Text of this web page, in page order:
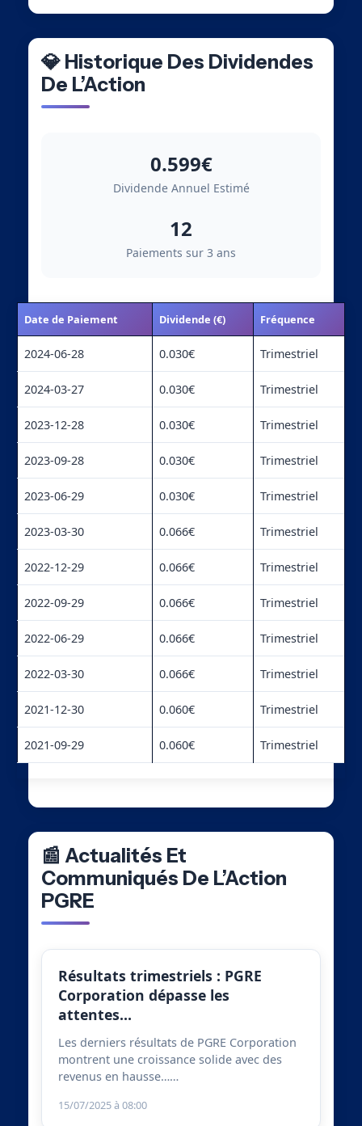
💎 Historique Des Dividendes
De L’Action
0.599€
Dividende Annuel Estimé
12
Paiements sur 3 ans
Date de Paiement Dividende (€) Fréquence
2024-06-28 0.030€ Trimestriel
2024-03-27 0.030€ Trimestriel
2023-12-28 0.030€ Trimestriel
2023-09-28 0.030€ Trimestriel
2023-06-29 0.030€ Trimestriel
2023-03-30 0.066€ Trimestriel
2022-12-29 0.066€ Trimestriel
2022-09-29 0.066€ Trimestriel
2022-06-29 0.066€ Trimestriel
2022-03-30 0.066€ Trimestriel
2021-12-30 0.060€ Trimestriel
2021-09-29 0.060€ Trimestriel
📰 Actualités Et
Communiqués De L’Action
PGRE
Résultats trimestriels : PGRE
Corporation dépasse les
attentes…
Les derniers résultats de PGRE Corporation
montrent une croissance solide avec des
revenus en hausse……
15/07/2025 à 08:00